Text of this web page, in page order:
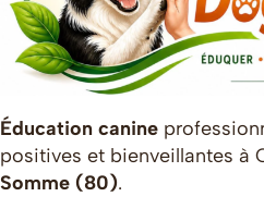
Éducation canine
positives et bienveillantes à
Somme (80).